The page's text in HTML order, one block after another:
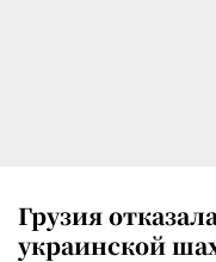
Грузия
украинской